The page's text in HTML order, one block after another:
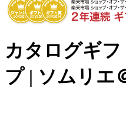
カタログギ
プ | ソムリエ